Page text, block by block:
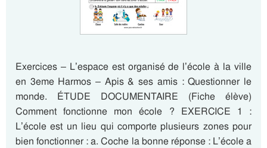
Exercices – L’espace est organisé de l’école à la ville
en 3eme Harmos – Apis & ses amis : Questionner le
monde. ÉTUDE DOCUMENTAIRE (Fiche élève)
Comment fonctionne mon école ? EXERCICE 1 :
L’école est un lieu qui comporte plusieurs zones pour
bien fonctionner : a. Coche la bonne réponse : L’école a